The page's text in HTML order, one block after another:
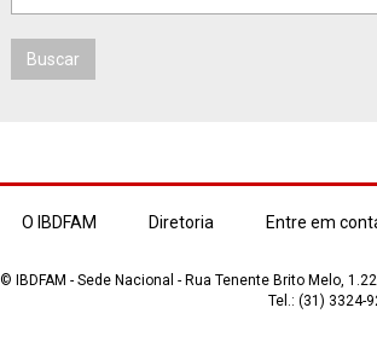
Buscar
O IBDFAM Diretoria Entre em
© IBDFAM - Sede Nacional - Rua Tenente Brito Melo,
Tel.: (31) 3324-